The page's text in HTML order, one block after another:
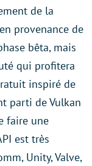
de la
provenance de
bêta, mais
qui profitera
inspiré de
parti de Vulkan
faire une
est très
Unity, Valve,